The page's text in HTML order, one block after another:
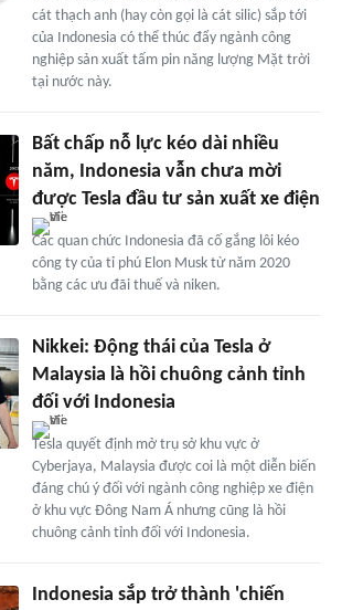
cát thạch anh (hay còn gọi là cát silic) sắp tới
của Indonesia có thể thúc đẩy ngành công
nghiệp sản xuất tấm pin năng lượng Mặt trời
tại nước này.
Bất chấp nỗ lực kéo dài nhiều
năm, Indonesia vẫn chưa mời
được Tesla đầu tư sản xuất xe điện
Các quan chức Indonesia đã cố gắng lôi kéo
công ty của tỉ phú Elon Musk từ năm 2020
bằng các ưu đãi thuế và niken.
Nikkei: Động thái của Tesla ở
Malaysia là hồi chuông cảnh tỉnh
đối với Indonesia
Tesla quyết định mở trụ sở khu vực ở
Cyberjaya, Malaysia được coi là một diễn biến
đáng chú ý đối với ngành công nghiệp xe điện
ở khu vực Đông Nam Á nhưng cũng là hồi
chuông cảnh tỉnh đối với Indonesia.
Indonesia sắp trở thành 'chiến